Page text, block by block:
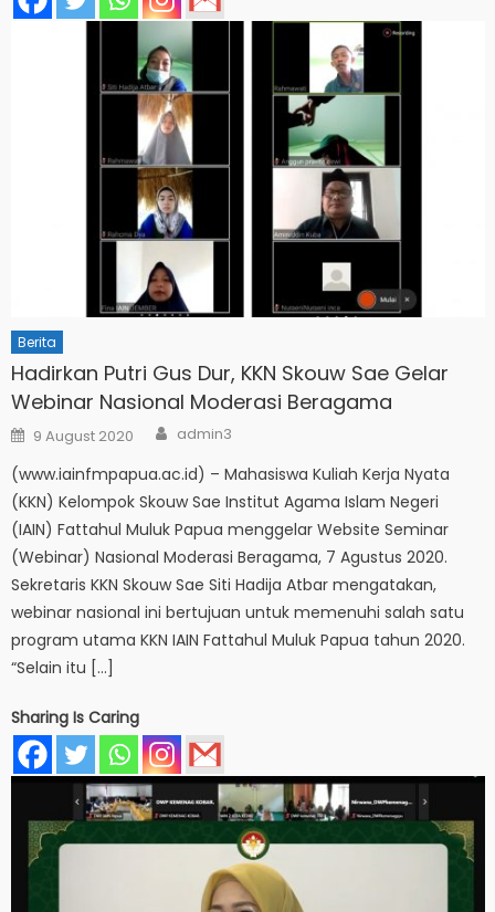
Berita
Hadirkan Putri Gus Dur, KKN Skouw Sae Gelar
Webinar Nasional Moderasi Beragama
Posted
on
9 August 2020 Author
admin3
(www.iainfmpapua.ac.id) – Mahasiswa Kuliah Kerja Nyata
(KKN) Kelompok Skouw Sae Institut Agama Islam Negeri
(IAIN) Fattahul Muluk Papua menggelar Website Seminar
(Webinar) Nasional Moderasi Beragama, 7 Agustus 2020.
Sekretaris KKN Skouw Sae Siti Hadija Atbar mengatakan,
webinar nasional ini bertujuan untuk memenuhi salah satu
program utama KKN IAIN Fattahul Muluk Papua tahun 2020.
“Selain itu […]
Sharing Is Caring